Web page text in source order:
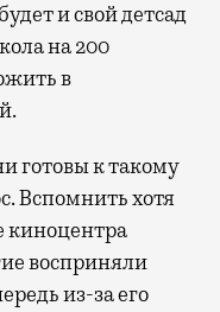
и свой детсад
на 200
в
готовы к такому
Вспомнить хотя
киноцентра
восприняли
из-за его